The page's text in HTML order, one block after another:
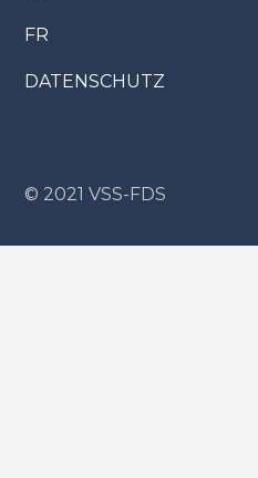
FR
DATENSCHUTZ
© 2021 VSS-FDS